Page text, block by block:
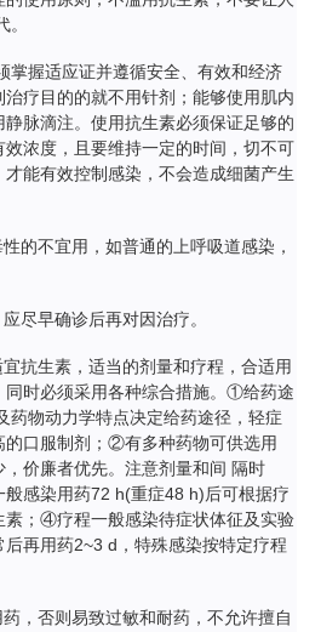
掌握适应证并遵循安全、有效和经济
疗目的的就不用针剂；能够使用肌内
脉滴注。使用抗生素必须保证足够的
浓度，且要维持一定的时间，切不可
能有效控制感染，不会造成细菌产生
的不宜用，如普通的上呼吸道感染，
尽早确诊后再对因治疗。
抗生素，适当的剂量和疗程，合适用
同时必须采用各种综合措施。①给药途
药物动力学特点决定给药途径，轻症
的口服制剂；②有多种药物可供选用
价廉者优先。注意剂量和间 隔时
感染用药72 h(重症48 h)后可根据疗
素；④疗程一般感染待症状体征及实验
再用药2~3 d，特殊感染按特定疗程
，否则易致过敏和耐药，不允许擅自